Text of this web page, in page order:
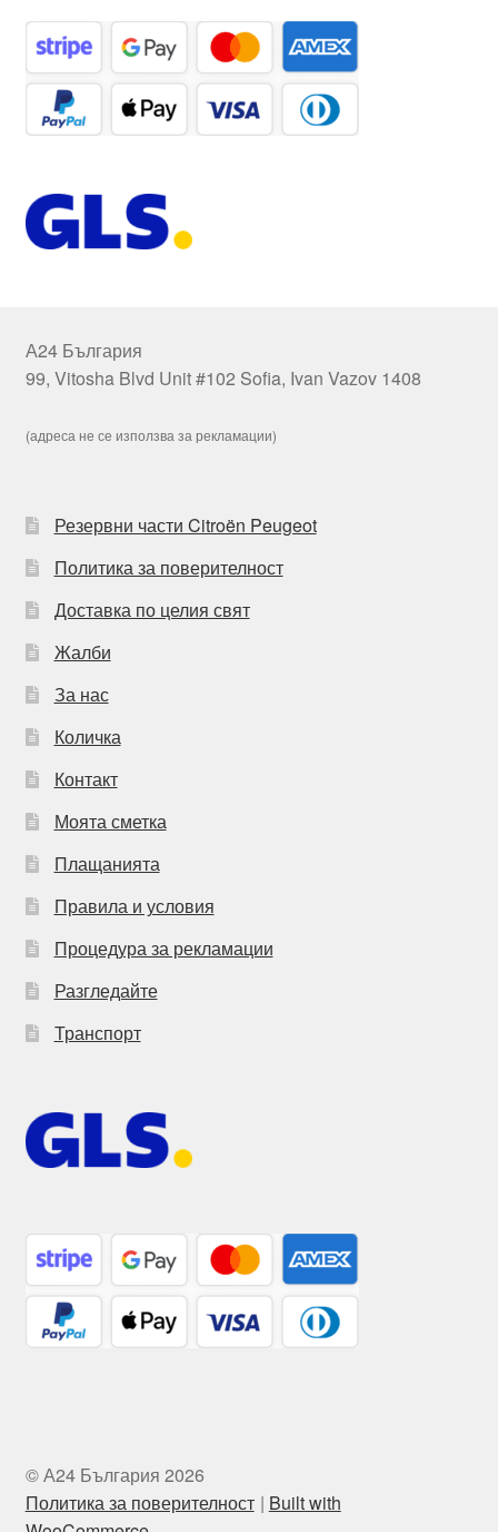
А24 България
99, Vitosha Blvd Unit #102 Sofia, Ivan Vazov 1408
(адреса не се използва за рекламации)
Резервни части Citroën Peugeot
Политика за поверителност
Доставка по целия свят
Жалби
За нас
Количка
Контакт
Моята сметка
Плащанията
Правила и условия
Процедура за рекламации
Разгледайте
Транспорт
© А24 България 2026
Политика за поверителност
Built with